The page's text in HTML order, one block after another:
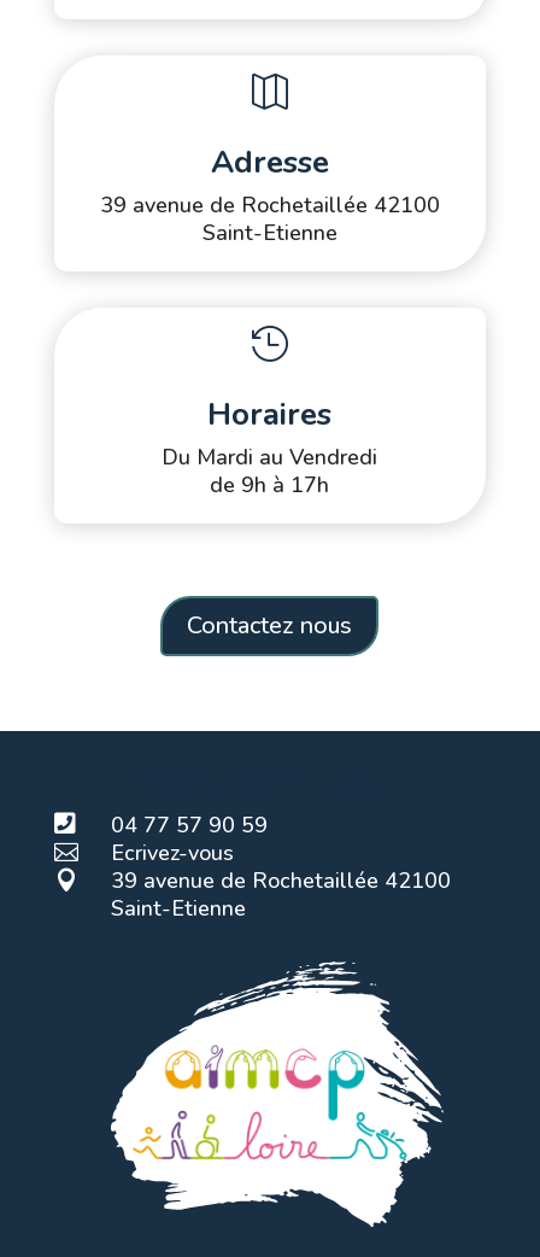

Adresse
39 avenue de Rochetaillée 42100
Saint-Etienne

Horaires
Du Mardi au Vendredi
de 9h à 17h
Contactez nous
 04 77 57 90 59
 Ecrivez-vous

39 avenue de Rochetaillée 42100
Saint-Etienne